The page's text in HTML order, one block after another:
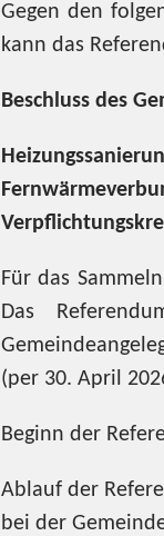
Gegen den
kann das
Beschluss des
Für das
Das
(per 30. April
Beginn
Ablauf der
bei der